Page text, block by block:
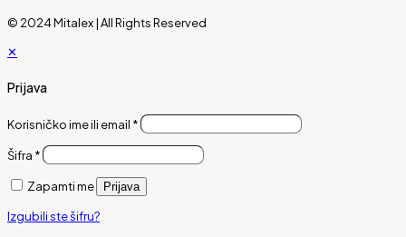
© 2024 Mitalex | All Rights Reserved
✕
Prijava
Korisničko ime ili email *
Šifra *
Zapamti me Prijava
Izgubili ste šifru?